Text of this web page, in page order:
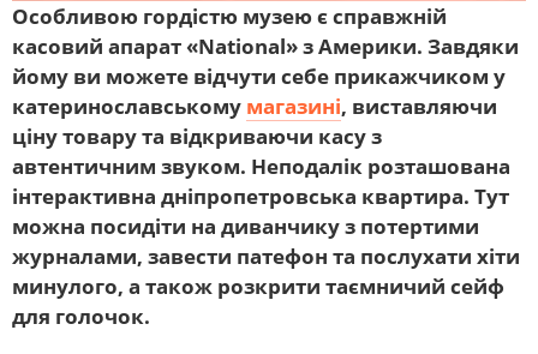
Особливою гордістю музею є справжній
касовий апарат «National» з Америки. Завдяки
йому ви можете відчути себе прикажчиком у
катеринославському магазині, виставляючи
ціну товару та відкриваючи касу з
автентичним звуком. Неподалік розташована
інтерактивна дніпропетровська квартира. Тут
можна посидіти на диванчику з потертими
журналами, завести патефон та послухати хіти
минулого, а також розкрити таємничий сейф
для голочок.